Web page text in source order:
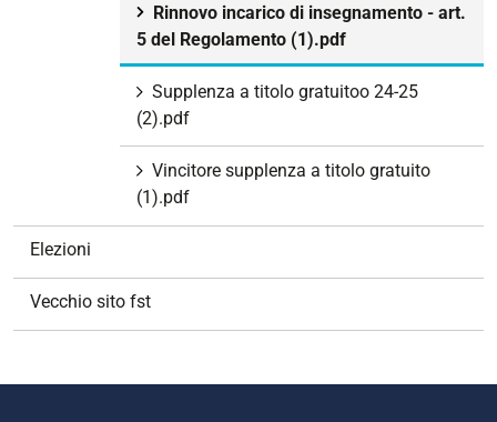
Rinnovo incarico di insegnamento - art.
5 del Regolamento (1).pdf
Supplenza a titolo gratuitoo 24-25
(2).pdf
Vincitore supplenza a titolo gratuito
(1).pdf
Elezioni
Vecchio sito fst